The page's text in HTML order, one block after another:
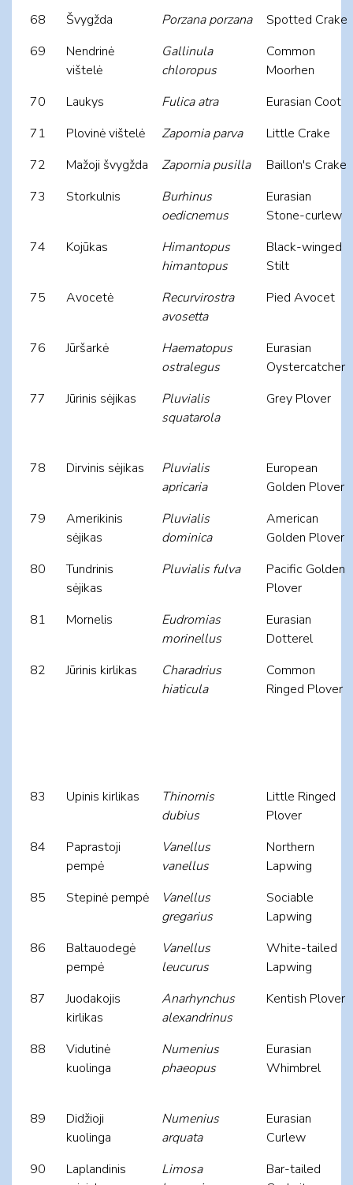
68
Švygžda Porzana porzana
Spotted Crake
69
Nendrinė
vištelė
Gallinula
chloropus
Common
Moorhen
70
Laukys Fulica atra
Eurasian Coot
71
Plovinė vištelė Zapornia parva
Little Crake
72
Mažoji švygžda Zapornia pusilla
Baillon's Crake
73
Storkulnis
Burhinus
oedicnemus
Eurasian
Stone-curlew
74
Kojūkas
Himantopus
himantopus
Black-winged
Stilt
75
Avocetė
Recurvirostra
avosetta
Pied Avocet
76 Jūršarkė
Haematopus
ostralegus
Eurasian
Oystercatcher
77
Jūrinis sėjikas
Pluvialis
squatarola
Grey Plover
78 Dirvinis sėjikas
Pluvialis
apricaria
European
Golden Plover
79
Amerikinis
sėjikas
Pluvialis
dominica
American
Golden Plover
80
Tundrinis
sėjikas
Pluvialis fulva
Pacific Golden
Plover
81
Mornelis
Eudromias
morinellus
Eurasian
Dotterel
82
Jūrinis kirlikas
Charadrius
hiaticula
Common
Ringed Plover
83 Upinis kirlikas
Thinornis
dubius
Little Ringed
Plover
84
Paprastoji
pempė
Vanellus
vanellus
Northern
Lapwing
85
Stepinė pempė
Vanellus
gregarius
Sociable
Lapwing
86
Baltauodegė
pempė
Vanellus
leucurus
White-tailed
Lapwing
87
Juodakojis
kirlikas
Anarhynchus
alexandrinus
Kentish Plover
88
Vidutinė
kuolinga
Numenius
phaeopus
Eurasian
Whimbrel
89
Didžioji
kuolinga
Numenius
arquata
Eurasian
Curlew
90
Laplandinis
Limosa
Bar-tailed